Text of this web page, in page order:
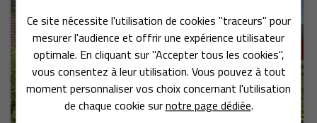
Ce site nécessite l'utilisation de cookies "traceurs" pour
mesurer l'audience et offrir une expérience utilisateur
optimale. En cliquant sur "Accepter tous les cookies",
vous consentez à leur utilisation. Vous pouvez à tout
moment personnaliser vos choix concernant l'utilisation
de chaque cookie surnotre page dédiée.
ACCUEIL
SERVICES
ACHETER
ESTIMER
01 34 87 25